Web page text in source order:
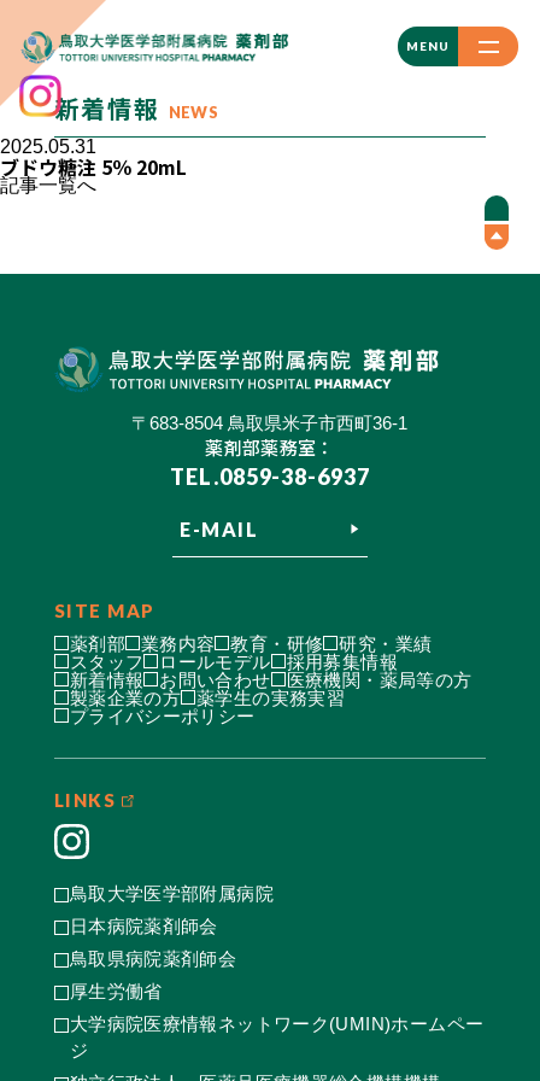
MENU
CLOSE
新着情報 NEWS
2025.05.31
ブドウ糖注 5％ 20mL
記事一覧へ
〒683-8504 鳥取県米子市西町36-1
薬剤部薬務室：
TEL.0859-38-6937
E-MAIL
SITE MAP
薬剤部 業務内容 教育・研修
研究・業績
スタッフ
ロールモデル
採用募集情報
新着情報
お問い合わせ
医療機関・薬局等の方
製薬企業の方
薬学生の実務実習
プライバシーポリシー
LINKS
鳥取大学医学部附属病院
日本病院薬剤師会
鳥取県病院薬剤師会
厚生労働省
大学病院医療情報ネットワーク(UMIN)ホームペー
ジ